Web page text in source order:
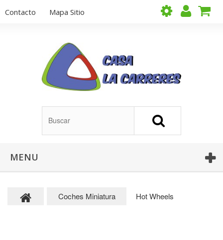
Contacto Mapa Sitio
MENU
Coches Miniatura Hot Wheels